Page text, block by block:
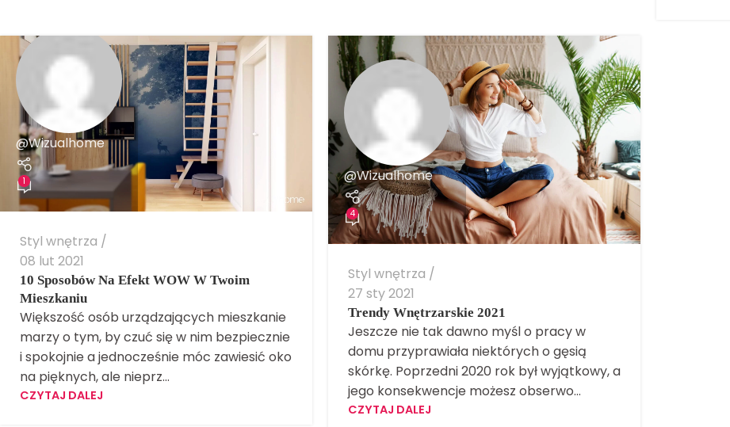
@Wizualhome
1
Styl wnętrza
08 lut 2021
10 Sposobów Na Efekt WOW W Twoim
Mieszkaniu
Większość osób urządzających mieszkanie
marzy o tym, by czuć się w nim bezpiecznie
i spokojnie a jednocześnie móc zawiesić oko
na pięknych, ale nieprz...
CZYTAJ DALEJ
@Wizualhome
4
Styl wnętrza
27 sty 2021
Trendy Wnętrzarskie 2021
Jeszcze nie tak dawno myśl o pracy w
domu przyprawiała niektórych o gęsią
skórkę. Poprzedni 2020 rok był wyjątkowy, a
jego konsekwencje możesz obserwo...
CZYTAJ DALEJ